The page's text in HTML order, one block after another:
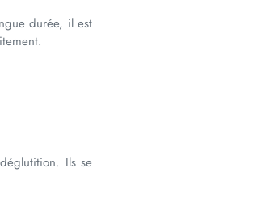
durée, il est
Ils se